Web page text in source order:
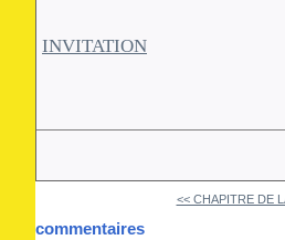
INVITATION
<< CHAPITRE DE
commentaires